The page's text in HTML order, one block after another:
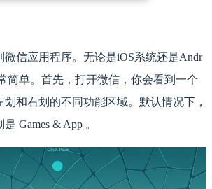
微信应用程序。无论是iOS系统还是Andr
简单。首先，打开微信，你会看到一个
和右划的不同功能区域。默认情况下，
Games & App 。